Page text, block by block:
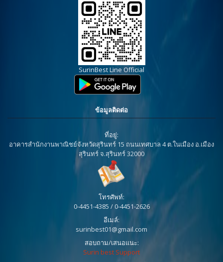
SurinBest Line Official
ข้อมูลติดต่อ
ที่อยู่:
อาคารสำนักงานพาณิชย์จังหวัดสุรินทร์ 15 ถนนเทศบาล 4 ต.ในเมือง อ.เมือง
สุรินทร์ จ.สุรินทร์ 32000
โทรศัพท์:
0-4451-4385 / 0-4451-2626
อีเมล์:
surinbest01@gmail.com
สอบถาม/เสนอแนะ:
Surin best Support